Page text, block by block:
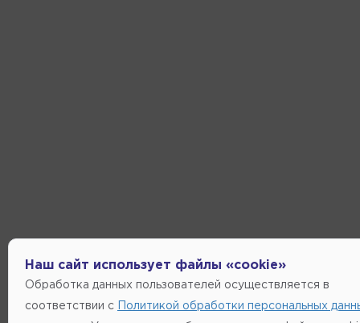
Наш сайт использует файлы «cookie»
Обработка данных пользователей осуществляется в
соответствии с Политикой обработки персональных